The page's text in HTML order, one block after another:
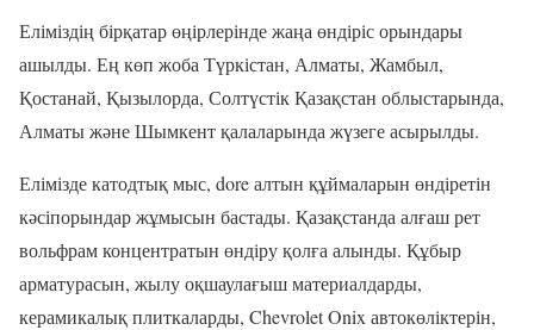
Еліміздің бірқатар өңірлерінде жаңа өндіріс орындары
ашылды. Ең көп жоба Түркістан, Алматы, Жамбыл,
Қостанай, Қызылорда, Солтүстік Қазақстан облыстарында,
Алматы және Шымкент қалаларында жүзеге асырылды.
Елімізде катодтық мыс, dore алтын құймаларын өндіретін
кәсіпорындар жұмысын бастады. Қазақстанда алғаш рет
вольфрам концентратын өндіру қолға алынды. Құбыр
арматурасын, жылу оқшаулағыш материалдарды,
керамикалық плиткаларды, Chevrolet Onix автокөліктерін,